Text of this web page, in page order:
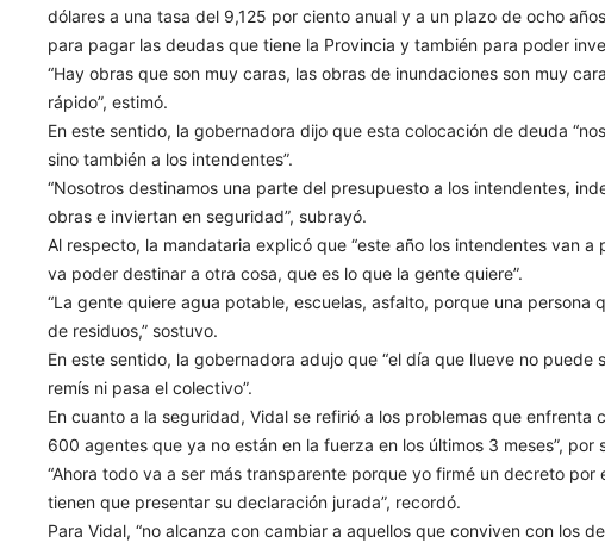
dólares a una tasa del 9,125 por ciento anual y a un plazo de ocho
para pagar las deudas que tiene la Provincia y también para poder
“Hay obras que son muy caras, las obras de inundaciones son muy
rápido”, estimó.
En este sentido, la gobernadora dijo que esta colocación de deuda
sino también a los intendentes”.
“Nosotros destinamos una parte del presupuesto a los intendentes,
obras e inviertan en seguridad”, subrayó.
Al respecto, la mandataria explicó que “este año los intendentes van
va poder destinar a otra cosa, que es lo que la gente quiere”.
“La gente quiere agua potable, escuelas, asfalto, porque una persona
de residuos,” sostuvo.
En este sentido, la gobernadora adujo que “el día que llueve no
remís ni pasa el colectivo”.
En cuanto a la seguridad, Vidal se refirió a los problemas que
600 agentes que ya no están en la fuerza en los últimos 3 meses”,
“Ahora todo va a ser más transparente porque yo firmé un decreto
tienen que presentar su declaración jurada”, recordó.
Para Vidal, “no alcanza con cambiar a aquellos que conviven con los